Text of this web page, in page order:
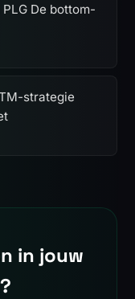
De bottom-
strategie
in jouw